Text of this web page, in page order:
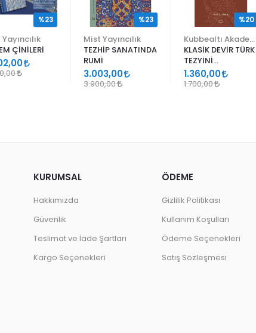
ÇİNİLERİ
%23
Mist Yayıncılık
TEZHİP SANATINDA
RUMİ
3.003,00
3.900,00
%23
KLASİK DEVİR TÜRK
TEZYİNİ
SANATLARINDA
DESEN
1.360,00
1.700,00
%20
KURUMSAL
Hakkımızda
Güvenlik
Teslimat ve İade Şartları
Kargo Seçenekleri
ÖDEME
Gizlilik Politikası
Kullanım Koşulları
Ödeme Seçenekleri
Satış Sözleşmesi